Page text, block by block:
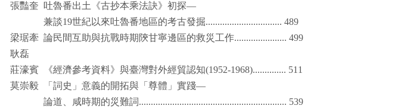
張豔奎
吐魯番出土《古抄本乘法訣》初探—
兼談19世紀以來吐魯番地區的考古發掘................................ 489
梁琚牽 論民間互助與抗戰時期陝甘寧邊區的救災工作...................... 499
耿磊
莊濠賓
《經濟參考資料》與臺灣對外經貿認知(1952-1968).............. 511
莫崇毅
「詞史」意義的開拓與「尊體」實踐—
論道、咸時期的災難詞.............................................................. 539